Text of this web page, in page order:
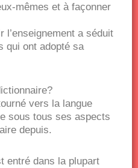
mêmes et à façonner
l’enseignement a séduit
qui ont adopté sa
vers la langue
sous tous ses aspects
depuis.
entré dans la plupart